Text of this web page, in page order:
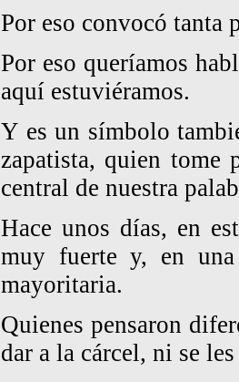
Por eso convocó tanta
Por eso queríamos
aquí estuviéramos.
Y es un símbolo
zapatista, quien tome
central de nuestra
Hace unos días, en
muy fuerte y, en
mayoritaria.
Quienes pensaron
dar a la cárcel, ni se